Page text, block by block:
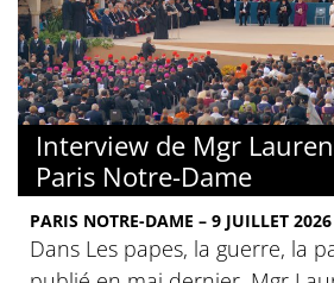
Interview de Mgr
Paris Notre-Dame
PARIS NOTRE-DAME – 9 JUILLET 2026
Dans Les papes, la guerre, la